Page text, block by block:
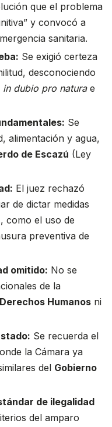
que el problema
y convocó a
sanitaria.
: Se exigió certeza
desconociendo
in dubio pro naturae
: Se
alimentación y agua,
de Escazú (Ley
: El juez rechazó
de dictar medidas
como el uso de
preventiva de
omitido: No se
de la
Humanos ni
: Se recuerda el
la Cámara ya
del Gobierno
de ilegalidad
del amparo